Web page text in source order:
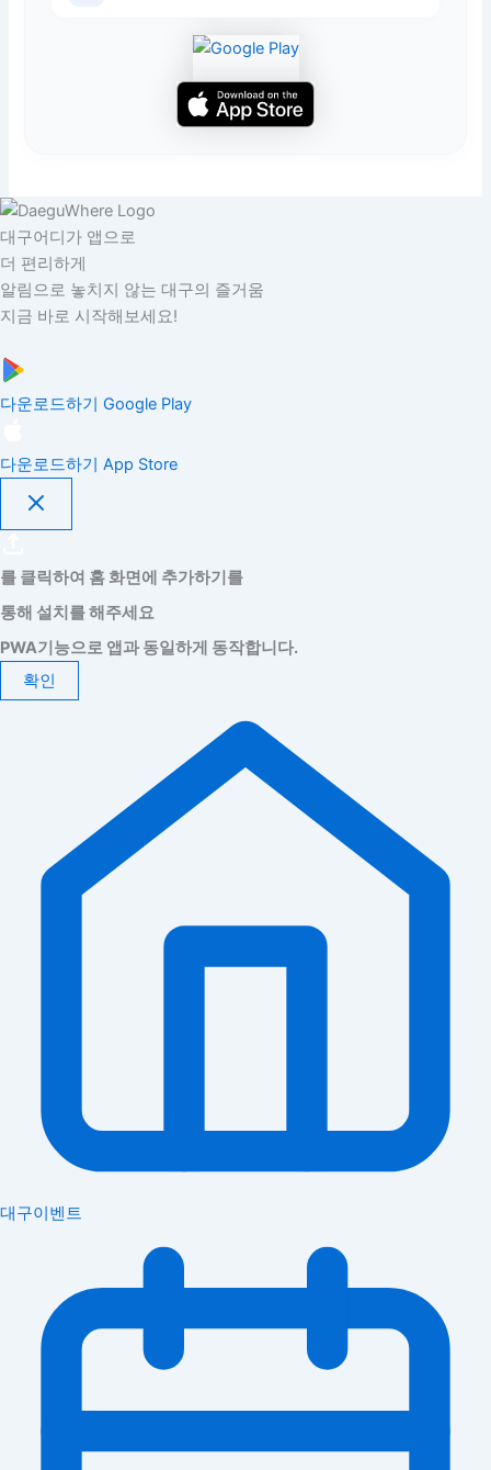
대구어디가 앱으로
더 편리하게
알림으로 놓치지 않는 대구의 즐거움
지금 바로 시작해보세요!
다운로드하기 Google Play
다운로드하기 App Store
를 클릭하여 홈 화면에 추가하기를
통해 설치를 해주세요
PWA기능으로 앱과 동일하게 동작합니다.
확인
대구이벤트